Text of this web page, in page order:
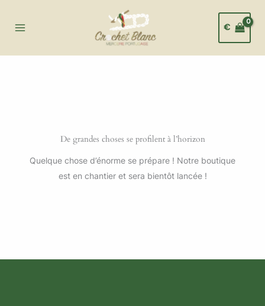
€
De grandes choses se profilent à l’horizon
Quelque chose d’énorme se prépare ! Notre boutique
est en chantier et sera bientôt lancée !